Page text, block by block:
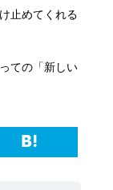
止めてくれる
ての「新しい